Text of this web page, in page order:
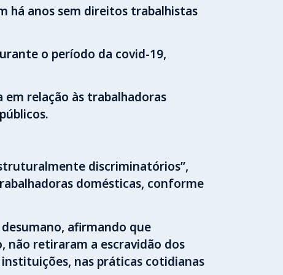
há anos sem direitos trabalhistas
o período da covid-19,
relação às trabalhadoras
discriminatórios”,
domésticas, conforme
afirmando que
não retiraram a escravidão dos
nas práticas cotidianas